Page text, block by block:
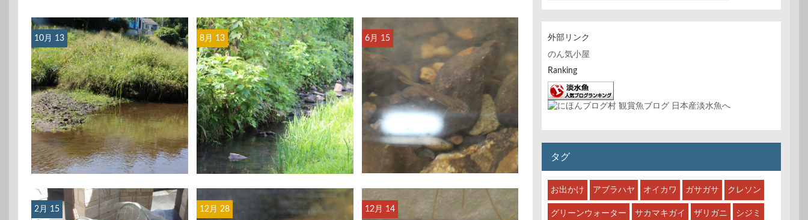
10月 13 8月 13 6月 15
2月 15 12月 28 12月 14
外部リンク
のん気小屋
Ranking
タグ
お出かけ アブラハヤ オイカワ ガサガサ クレソン
グリーンウォーター サカマキガイ ザリガニ シジミ